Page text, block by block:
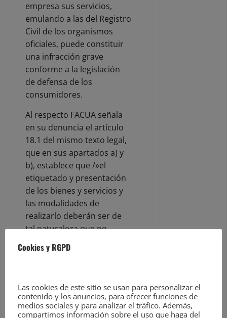
empresa sus servicios,
emulando a las del Registro
Civil de los organismos
oficiales, puede constituir
una infracción grave
conforme a la legislación
de defensa de los
consumidores.
Al respecto FACUA señala
en su denuncia el artículo
18.1 del mismo texto legal,
que en sus apartados a) y
b), establece que /»el
etiquetado y presentación
de los bienes y servicios y
las modalidades de
realizarlo deberán ser de
tal naturaleza que no
consumidor y usuario,
servicio y, en particular,
sobre su naturaleza,
Cookies y RGPD
Las cookies de este sitio se usan para personalizar el
contenido y los anuncios, para ofrecer funciones de
medios sociales y para analizar el tráfico. Además,
compartimos información sobre el uso que haga del